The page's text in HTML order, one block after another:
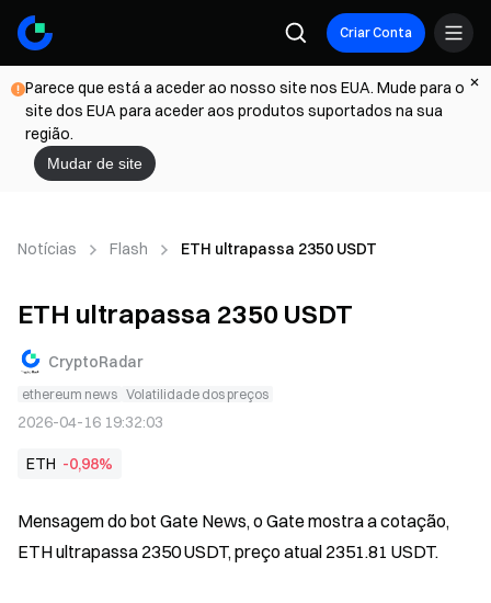
Criar Conta
Parece que está a aceder ao nosso site nos EUA. Mude para o
site dos EUA para aceder aos produtos suportados na sua
região.
Mudar de site
Notícias Flash ETH ultrapassa 2350 USDT
ETH ultrapassa 2350 USDT
CryptoRadar
ethereum news Volatilidade dos preços
2026-04-16 19:32:03
ETH -0,98%
Mensagem do bot Gate News, o Gate mostra a cotação,
ETH ultrapassa 2350 USDT, preço atual 2351.81 USDT.